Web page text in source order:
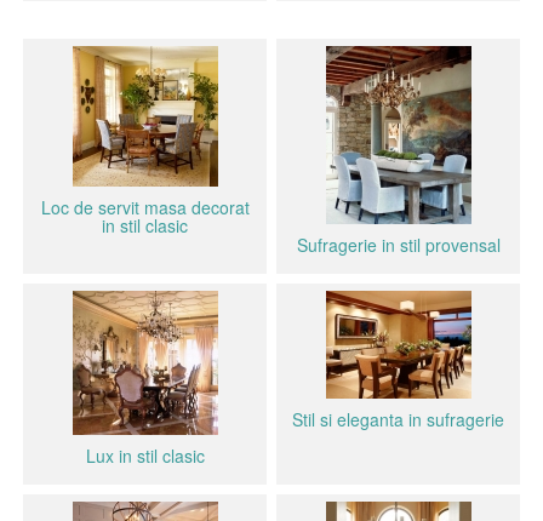
Loc de servit masa decorat
in stil clasic
Sufragerie in stil provensal
Lux in stil clasic
Stil si eleganta in sufragerie